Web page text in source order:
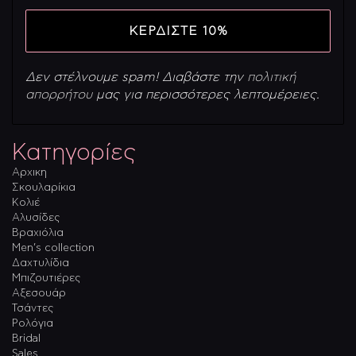
Δεν στέλνουμε spam! Διαβάστε την πολιτική
απορρήτουμας για περισσότερες λεπτομέρειες.
Κατηγορίες
Αρχικη
Σκουλαρίκια
Κολιέ
Αλυσίδες
Βραχιόλια
Men’s collection
Δαχτυλίδια
Μπιζουτιέρες
Αξεσουάρ
Τσάντες
Ρολόγια
Bridal
Sales